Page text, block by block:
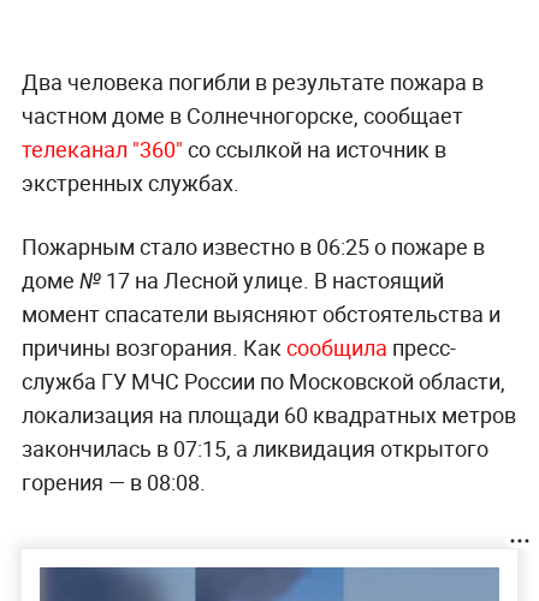
Два человека погибли в результате пожара в
частном доме в Солнечногорске, сообщает
телеканал "360" со ссылкой на источник в
экстренных службах.
Пожарным стало известно в 06:25 о пожаре в
доме № 17 на Лесной улице. В настоящий
момент спасатели выясняют обстоятельства и
причины возгорания. Как сообщила пресс-
служба ГУ МЧС России по Московской области,
локализация на площади 60 квадратных метров
закончилась в 07:15, а ликвидация открытого
горения — в 08:08.